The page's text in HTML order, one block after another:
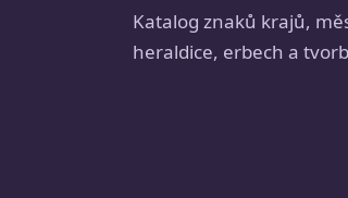
Katalog znaků krajů,
heraldice, erbech a